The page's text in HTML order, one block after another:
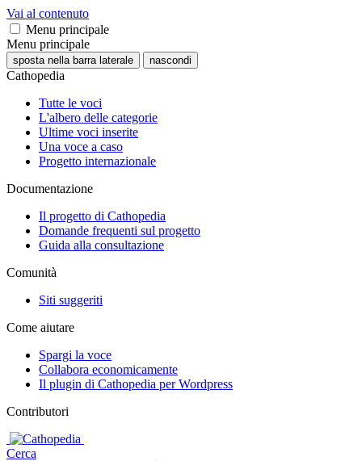
Vai al contenuto
Menu principale
Menu principale
sposta nella barra laterale nascondi
Cathopedia
Tutte le voci
L'albero delle categorie
Ultime voci inserite
Una voce a caso
Progetto internazionale
Documentazione
Il progetto di Cathopedia
Domande frequenti sul progetto
Guida alla consultazione
Comunità
Siti suggeriti
Come aiutare
Spargi la voce
Collabora economicamente
Il plugin di Cathopedia per Wordpress
Contributori
Cerca